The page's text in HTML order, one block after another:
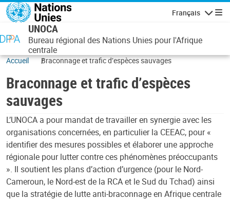
Aller au contenu principal
Français
UNOCA
Bureau régional des Nations Unies pour l'Afrique
centrale
Accueil Braconnage et trafic d’espèces sauvages
Braconnage et trafic d’espèces
sauvages
L’UNOCA a pour mandat de travailler en synergie avec les
organisations concernées, en particulier la CEEAC, pour «
identifier des mesures possibles et élaborer une approche
régionale pour lutter contre ces phénomènes préoccupants
». Il soutient les plans d’action d’urgence (pour le Nord-
Cameroun, le Nord-est de la RCA et le Sud du Tchad) ainsi
que la stratégie de lutte anti-braconnage en Afrique centrale